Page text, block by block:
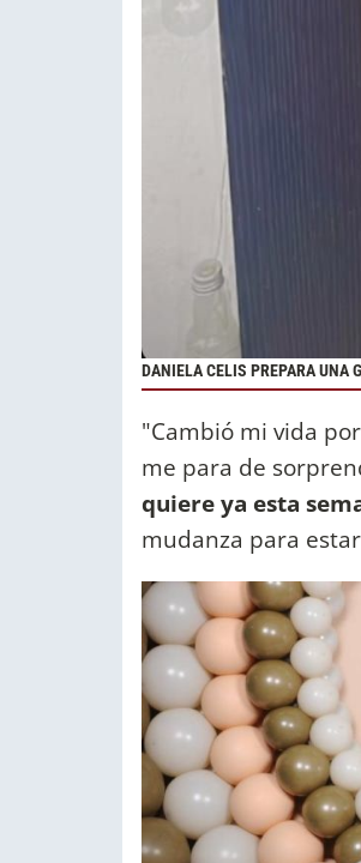
DANIELA CELIS PREPARA UNA
"Cambió mi vida
me para de
quiere ya esta
mudanza para